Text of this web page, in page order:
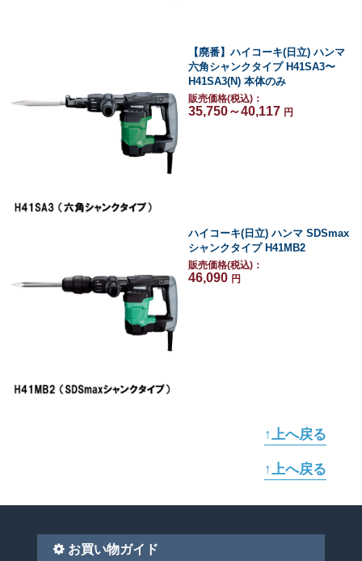
【廃番】ハイコーキ(日立) ハンマ
六角シャンクタイプ H41SA3〜
H41SA3(N) 本体のみ
販売価格(税込)：
35,750～40,117 円
ハイコーキ(日立) ハンマ SDSmax
シャンクタイプ H41MB2
販売価格(税込)：
46,090 円
↑上へ戻る
↑上へ戻る
お買い物ガイド